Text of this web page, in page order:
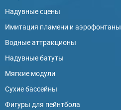
Надувные сцены
Имитация пламени и аэрофонтаны
Водные аттракционы
Надувные батуты
Мягкие модули
Сухие бассейны
Фигуры для пейнтбола